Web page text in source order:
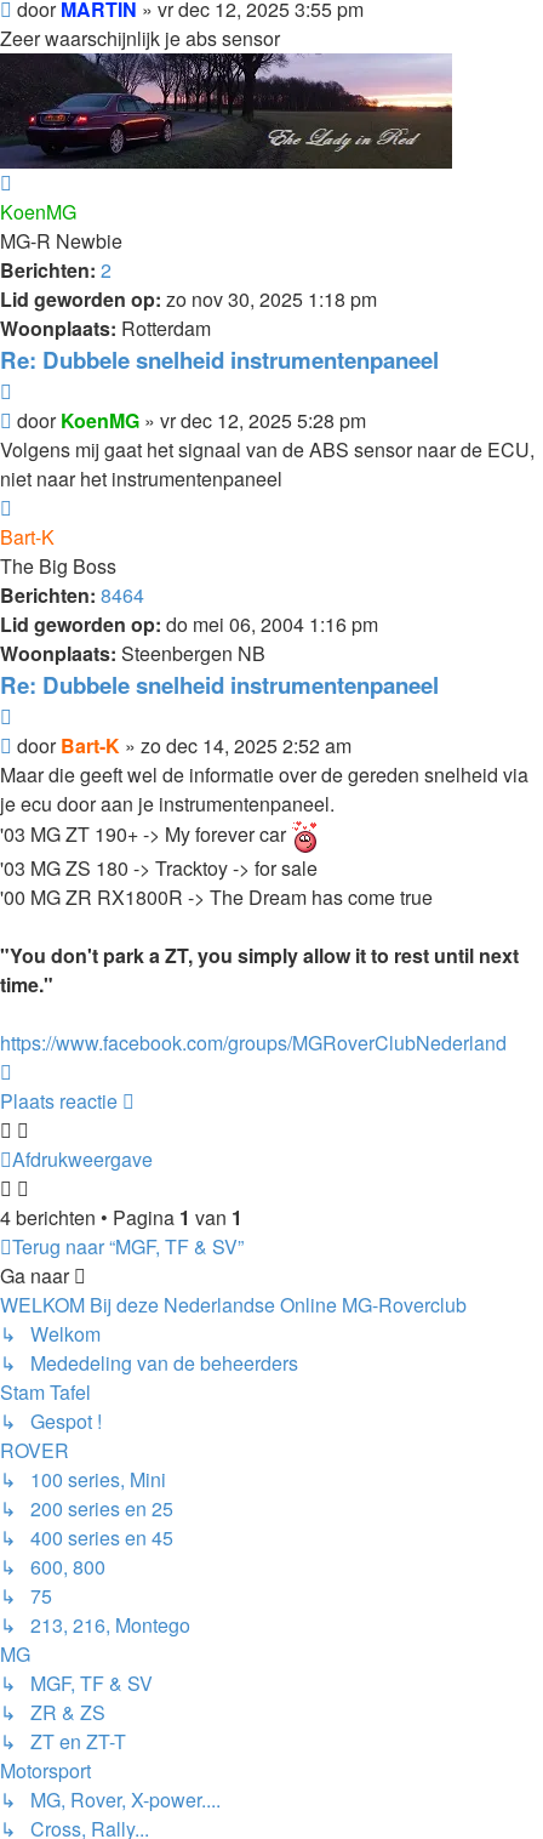
Bericht
doorMARTIN » vr dec 12, 2025 3:55 pm
Zeer waarschijnlijk je abs sensor
KoenMG
MG-R Newbie
Berichten: 2
Lid geworden op: zo nov 30, 2025 1:18 pm
Woonplaats: Rotterdam
Re: Dubbele snelheid instrumentenpaneel
Bericht
doorKoenMG » vr dec 12, 2025 5:28 pm
Volgens mij gaat het signaal van de ABS sensor naar de ECU,
niet naar het instrumentenpaneel
Bart-K
The Big Boss
Berichten: 8464
Lid geworden op: do mei 06, 2004 1:16 pm
Woonplaats: Steenbergen NB
Re: Dubbele snelheid instrumentenpaneel
Bericht
doorBart-K » zo dec 14, 2025 2:52 am
Maar die geeft wel de informatie over de gereden snelheid via
je ecu door aan je instrumentenpaneel.
'03 MG ZT 190+ -> My forever car
'03 MG ZS 180 -> Tracktoy -> for sale
'00 MG ZR RX1800R -> The Dream has come true
"You don't park a ZT, you simply allow it to rest until next
time."
https://www.facebook.com/groups/MGRoverClubNederland
Plaats reactie
Afdrukweergave
4 berichten • Pagina 1 van 1
Terug naar “MGF, TF & SV”
Ga naar
WELKOM Bij deze Nederlandse Online MG-Roverclub
↳ Welkom
↳ Mededeling van de beheerders
Stam Tafel
↳ Gespot !
ROVER
↳ 100 series, Mini
↳ 200 series en 25
↳ 400 series en 45
↳ 600, 800
↳ 75
↳ 213, 216, Montego
MG
↳ MGF, TF & SV
↳ ZR & ZS
↳ ZT en ZT-T
Motorsport
↳ MG, Rover, X-power....
↳ Cross, Rally...